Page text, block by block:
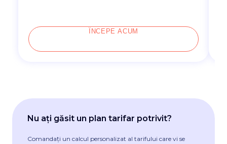
ÎNCEPE ACUM
Nu ați găsit un plan tarifar potrivit?
Comandați un calcul personalizat al tarifului care vi se